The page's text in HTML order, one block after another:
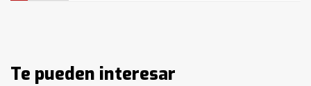
6
de la provincia
Te pueden interesar